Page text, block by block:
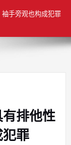
手旁观也构成犯罪
排他性
罪